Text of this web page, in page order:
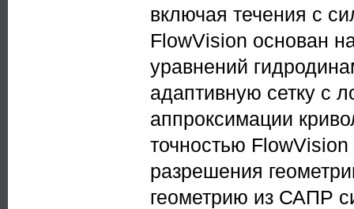
включая течения с
FlowVision основан
уравнений
адаптивную сетку с
аппроксимации
точностью FlowVision
разрешения
геометрию из САПР